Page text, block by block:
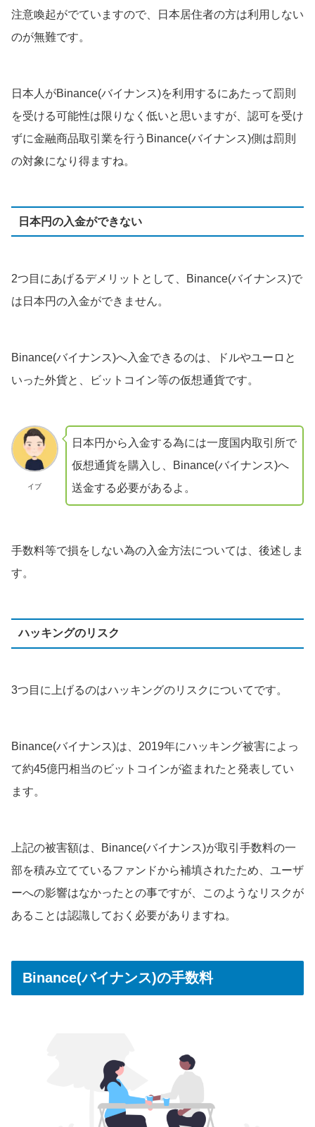
注意喚起がでていますので、日本居住者の方は利用しない
のが無難です。
日本人がBinance(バイナンス)を利用するにあたって罰則
を受ける可能性は限りなく低いと思いますが、認可を受け
ずに金融商品取引業を行うBinance(バイナンス)側は罰則
の対象になり得ますね。
日本円の入金ができない
2つ目にあげるデメリットとして、Binance(バイナンス)で
は日本円の入金ができません。
Binance(バイナンス)へ入金できるのは、ドルやユーロと
いった外貨と、ビットコイン等の仮想通貨です。
イブ
日本円から入金する為には一度国内取引所で
仮想通貨を購入し、Binance(バイナンス)へ
送金する必要があるよ。
手数料等で損をしない為の入金方法については、後述しま
す。
ハッキングのリスク
3つ目に上げるのはハッキングのリスクについてです。
Binance(バイナンス)は、2019年にハッキング被害によっ
て約45億円相当のビットコインが盗まれたと発表してい
ます。
上記の被害額は、Binance(バイナンス)が取引手数料の一
部を積み立てているファンドから補填されたため、ユーザ
ーへの影響はなかったとの事ですが、このようなリスクが
あることは認識しておく必要がありますね。
Binance(バイナンス)の手数料